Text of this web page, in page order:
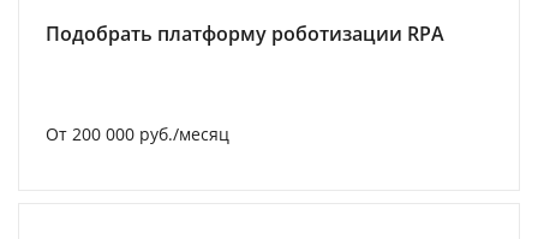
Подобрать платформу роботизации RPA
От 200 000 руб./месяц